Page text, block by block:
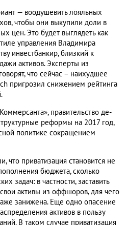
— воодушевить лояльных
чтобы они выкупили доли в
цен. Это будет выглядеть как
управления Владимира
инвестбанкир, близкий к
активов. Эксперты из
что сейчас – наихудшее
пригрозил снижением рейтинга
правительство де-
реформы на 2017 год,
политике сокращением
что приватизация становится не
бюджета, сколько
задач: в частности, заставить
активы из оффшоров, для чего
занижена. Еще одно опасение
активов в пользу
В таком случае приватизация